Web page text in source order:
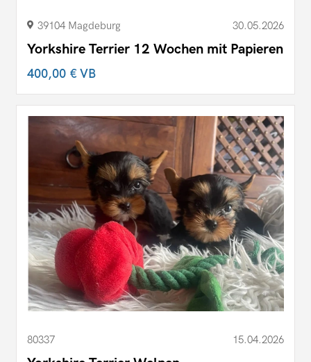
39104 Magdeburg 30.05.2026
Yorkshire Terrier 12 Wochen mit Papieren
400,00 €VB
80337 15.04.2026